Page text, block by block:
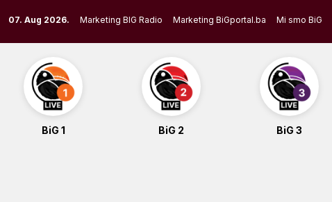
to
content
07. Aug 2026. Marketing BIG Radio Marketing BiGportal.ba Mi smo BiG
BiG 1 BiG 2 BiG 3